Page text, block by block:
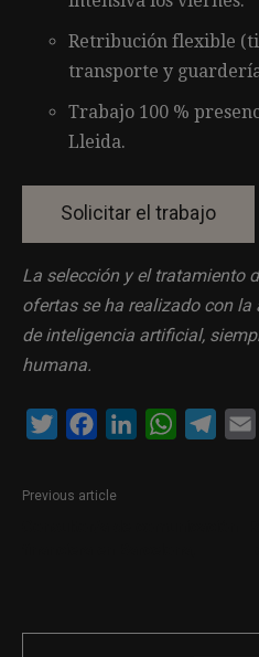
Retribución flexible
transporte y
Trabajo 100 %
Lleida.
La selección y el tratamiento
ofertas se ha realizado con
de inteligencia artificial,
humana.
Twitter FacebookLinkedInWhatsApp
Previous article